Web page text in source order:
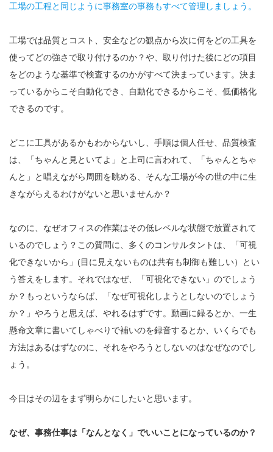
工場の工程と同じように事務室の事務もすべて管理しましょう。
工場では品質とコスト、安全などの観点から次に何をどの工具を
使ってどの強さで取り付けるのか？や、取り付けた後にどの項目
をどのような基準で検査するのかがすべて決まっています。決ま
っているからこそ自動化でき、自動化できるからこそ、低価格化
できるのです。
どこに工具があるかもわからないし、手順は個人任せ、品質検査
は、「ちゃんと見といてよ」と上司に言われて、「ちゃんとちゃ
んと」と唱えながら周囲を眺める、そんな工場が今の世の中に生
きながらえるわけがないと思いませんか？
なのに、なぜオフィスの作業はその低レベルな状態で放置されて
いるのでしょう？この質問に、多くのコンサルタントは、「可視
化できないから」(目に見えないものは共有も制御も難しい）とい
う答えをします。それではなぜ、「可視化できない」のでしょう
か？もっというならば、「なぜ可視化しようとしないのでしょう
か？」やろうと思えば、やれるはずです。動画に録るとか、一生
懸命文章に書いてしゃべりで補いのを録音するとか、いくらでも
方法はあるはずなのに、それをやろうとしないのはなぜなのでし
ょう。
今日はその辺をまず明らかにしたいと思います。
なぜ、事務仕事は「なんとなく」でいいことになっているのか？